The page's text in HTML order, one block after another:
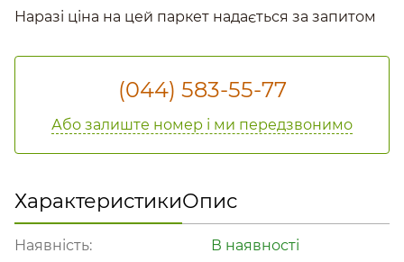
Наразі ціна на цей паркет надається за запитом
(044) 583-55-77
Або залиште номер і ми передзвонимо
ХарактеристикиОпис
Наявність: В наявності